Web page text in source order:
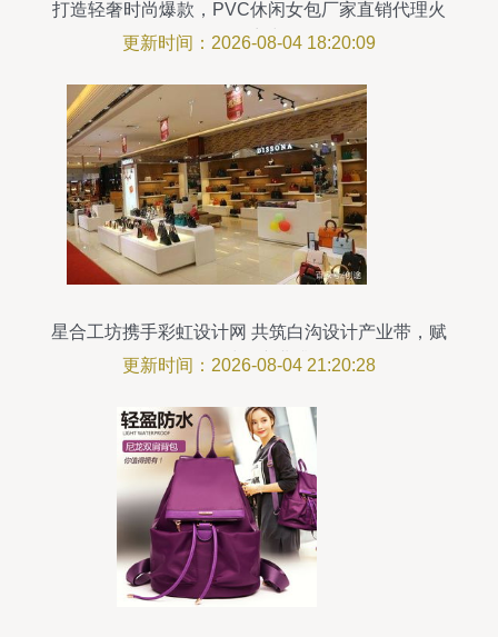
打造轻奢时尚爆款，PVC休闲女包厂家直销代理火
热招商中
更新时间：2026-08-04 18:20:09
星合工坊携手彩虹设计网 共筑白沟设计产业带，赋
能箱包鞋帽产业升级
更新时间：2026-08-04 21:20:28